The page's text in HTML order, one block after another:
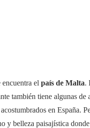
el país de Malta.
también tiene algunas
en España.
y belleza paisajística